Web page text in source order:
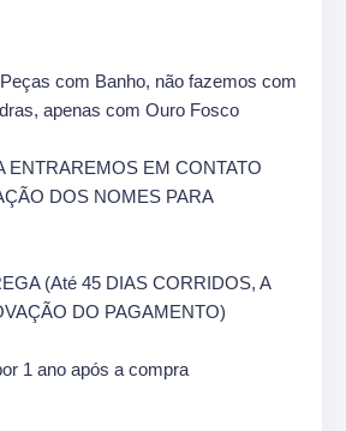
com Banho, não fazemos com
apenas com Ouro Fosco
ENTRAREMOS EM CONTATO
DOS NOMES PARA
(Até 45 DIAS CORRIDOS, A
DO PAGAMENTO)
1 ano após a compra